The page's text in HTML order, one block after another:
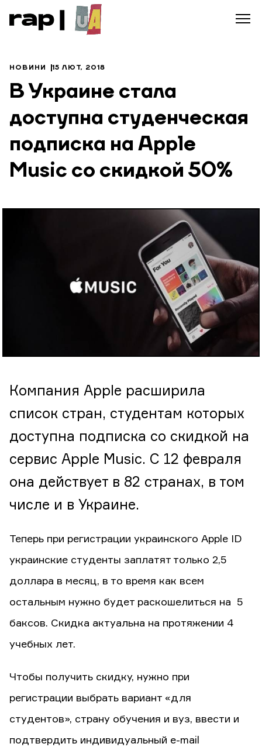
НОВИНИ 15 ЛЮТ, 2018
В Украине стала
доступна студенческая
подписка на Apple
Music со скидкой 50%
Компания Apple расширила
список стран, студентам которых
доступна подписка со скидкой на
сервис Apple Music. С 12 февраля
она действует в 82 странах, в том
числе и в Украине.
Теперь при регистрации украинского Apple ID
украинские студенты заплатят только 2,5
доллара в месяц, в то время как всем
остальным нужно будет раскошелиться на 5
баксов. Скидка актуальна на протяжении 4
учебных лет.
Чтобы получить скидку, нужно при
регистрации выбрать вариант «для
студентов», страну обучения и вуз, ввести и
подтвердить индивидуальный е-mail